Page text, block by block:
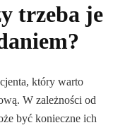
trzeba je
który warto
W zależności od
być konieczne ich